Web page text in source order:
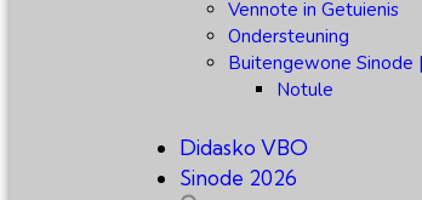
Vennote in Getuienis
Ondersteuning
Buitengewone Sinode
Notule
Didasko VBO
Sinode 2026